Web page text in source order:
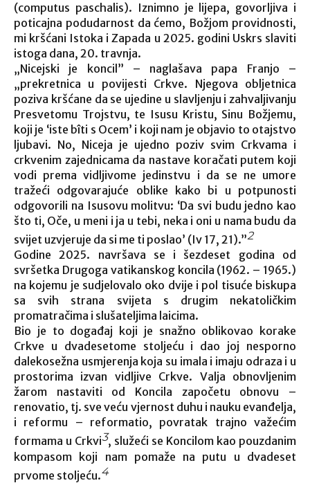
(computus paschalis). Iznimno je lijepa, govorljiva i
poticajna podudarnost da ćemo, Božjom providnosti,
mi kršćani Istoka i Zapada u 2025. godini Uskrs slaviti
istoga dana, 20. travnja.
„Nicejski je koncil” – naglašava papa Franjo –
„prekretnica u povijesti Crkve. Njegova obljetnica
poziva kršćane da se ujedine u slavljenju i zahvaljivanju
Presvetomu Trojstvu, te Isusu Kristu, Sinu Božjemu,
koji je ‘iste bîti s Ocem’ i koji nam je objavio to otajstvo
ljubavi. No, Niceja je ujedno poziv svim Crkvama i
crkvenim zajednicama da nastave koračati putem koji
vodi prema vidljivome jedinstvu i da se ne umore
tražeći odgovarajuće oblike kako bi u potpunosti
odgovorili na Isusovu molitvu: ‘Da svi budu jedno kao
što ti, Oče, u meni i ja u tebi, neka i oni u nama budu da
svijet uzvjeruje da si me ti poslao’ (Iv 17, 21).”2
Godine 2025. navršava se i šezdeset godina od
svršetka Drugoga vatikanskog koncila (1962. – 1965.)
na kojemu je sudjelovalo oko dvije i pol tisuće biskupa
sa svih strana svijeta s drugim nekatoličkim
promatračima i slušateljima laicima.
Bio je to događaj koji je snažno oblikovao korake
Crkve u dvadesetome stoljeću i dao joj nesporno
dalekosežna usmjerenja koja su imala i imaju odraza i u
prostorima izvan vidljive Crkve. Valja obnovljenim
žarom nastaviti od Koncila započetu obnovu –
renovatio, tj. sve veću vjernost duhu i nauku evanđelja,
i reformu – reformatio, povratak trajno važećim
formama u Crkvi3, služeći se Koncilom kao pouzdanim
kompasom koji nam pomaže na putu u dvadeset
prvome stoljeću.4